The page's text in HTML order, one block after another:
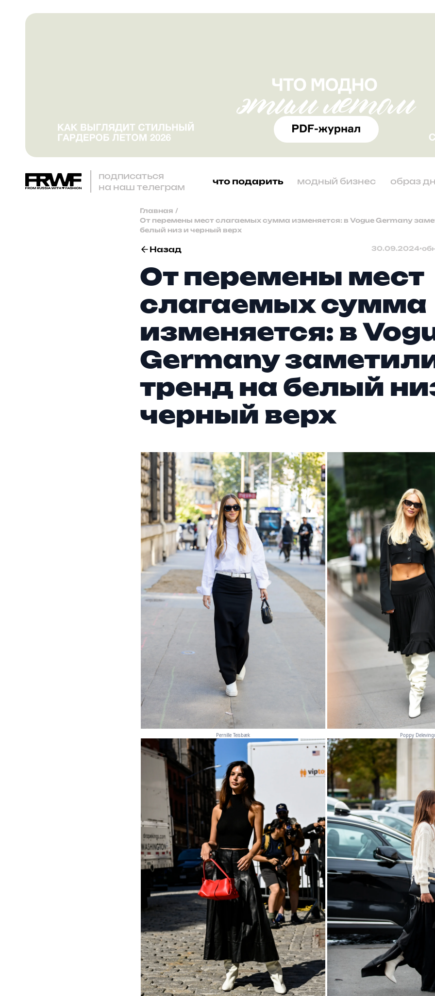
подписаться
на наш телеграм
что подарить модный бизнес образ
Главная /
От перемены мест слагаемых сумма изменяется: в Vogue Germany
белый низ и черный верх
Назад 30.09.2024•
От перемены мест
слагаемых сумма
изменяется: в
Germany
тренд на белый
черный верх
Pernille Teisbæk Poppy